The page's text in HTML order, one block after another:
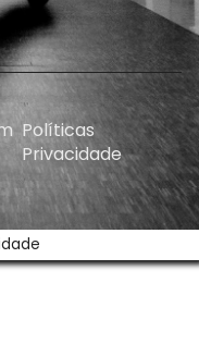
Políticas
Privacidade